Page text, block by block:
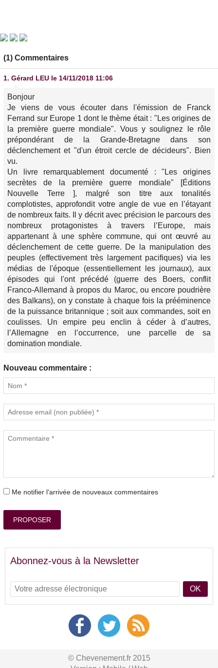
(1) Commentaires
1. Gérard LEU le 14/11/2018 11:06
Bonjour
Je viens de vous écouter dans l'émission de Franck
Ferrand sur Europe 1 dont le thème était : "Les origines de
la première guerre mondiale". Vous y soulignez le rôle
prépondérant de la Grande-Bretagne dans son
déclenchement et "d'un étroit cercle de décideurs". Bien
vu.
Un livre remarquablement documenté : "Les origines
secrètes de la première guerre mondiale" [Éditions
Nouvelle Terre ], malgré son titre aux tonalités
complotistes, approfondit votre angle de vue en l’étayant
de nombreux faits. Il y décrit avec précision le parcours des
nombreux protagonistes à travers l’Europe, mais
appartenant à une sphère commune, qui ont œuvré au
déclenchement de cette guerre. De la manipulation des
peuples (effectivement très largement pacifiques) via les
médias de l'époque (essentiellement les journaux), aux
épisodes qui l'ont précédé (guerre des Boers, conflit
Franco-Allemand à propos du Maroc, ou encore poudrière
des Balkans), on y constate à chaque fois la prééminence
de la puissance britannique ; soit aux commandes, soit en
coulisses. Un empire peu enclin à céder à d’autres,
l’Allemagne en l’occurrence, une parcelle de sa
domination mondiale.
Nouveau commentaire :
Me notifier l'arrivée de nouveaux commentaires
PROPOSER
Abonnez-vous à la Newsletter
OK
© Chevenement.fr 2015